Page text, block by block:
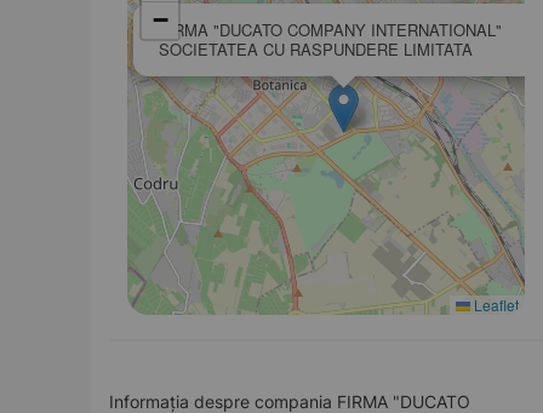
FIRMA "DUCATO COMPANY INTERNATIONAL"
SOCIETATEA CU RASPUNDERE LIMITATA
−
Leaflet
Informația despre compania FIRMA "DUCATO